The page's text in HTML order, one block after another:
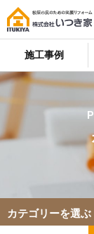
施工事例
カテゴリーを選ぶ